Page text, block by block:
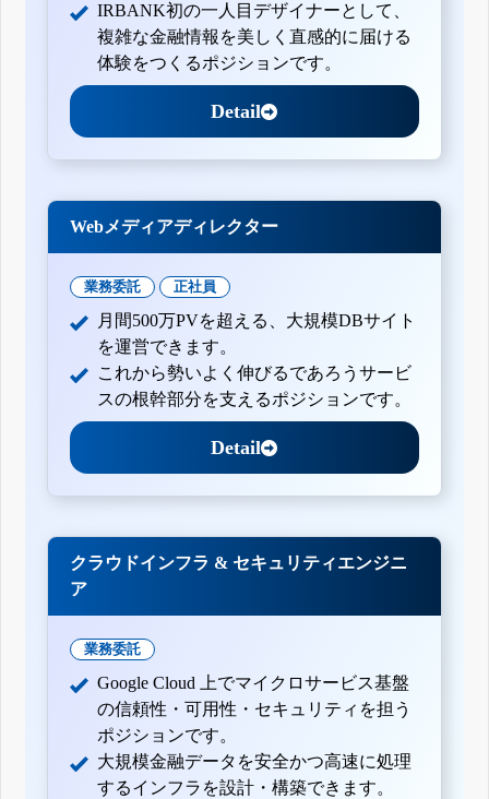
IRBANK初の一人目デザイナーとして、
複雑な金融情報を美しく直感的に届ける
体験をつくるポジションです。
Detail
Webメディアディレクター
業務委託 正社員
月間500万PVを超える、大規模DBサイト
を運営できます。
これから勢いよく伸びるであろうサービ
スの根幹部分を支えるポジションです。
Detail
クラウドインフラ & セキュリティエンジニ
ア
業務委託
Google Cloud 上でマイクロサービス基盤
の信頼性・可用性・セキュリティを担う
ポジションです。
大規模金融データを安全かつ高速に処理
するインフラを設計・構築できます。